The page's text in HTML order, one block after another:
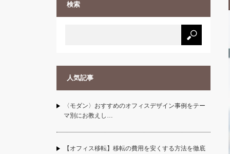
検索
人気記事
〈モダン〉おすすめのオフィスデザイン事例をテー
マ別にお教えし…
【オフィス移転】移転の費用を安くする方法を徹底